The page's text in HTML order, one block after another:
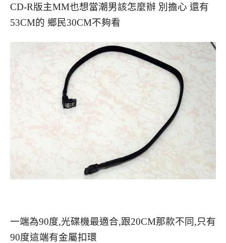
CD-R版主MM也想當潮男該怎麼辦 別擔心 還有
53CM的 鄉民30CM不夠看
一端為90度,光碟機最適合,跟20CM那款不同,只有
90度這端有金屬扣環